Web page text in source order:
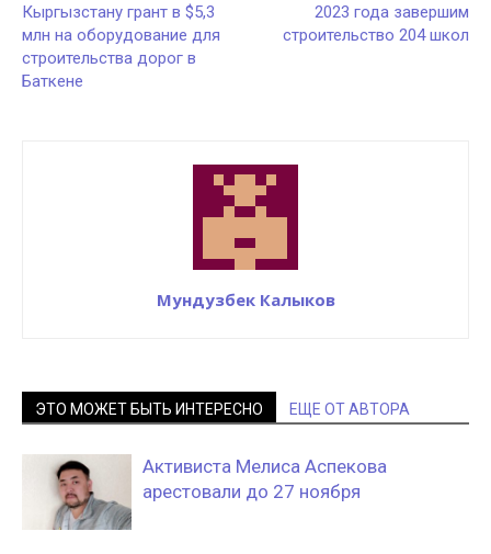
Кыргызстану грант в $5,3
млн на оборудование для
строительства дорог в
Баткене
2023 года завершим
строительство 204 школ
Мундузбек Калыков
ЭТО МОЖЕТ БЫТЬ ИНТЕРЕСНО ЕЩЕ ОТ АВТОРА
Активиста Мелиса Аспекова
арестовали до 27 ноября